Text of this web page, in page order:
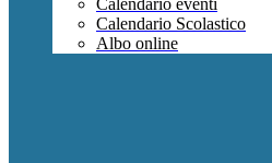
Calendario eventi
Calendario Scolastico
Albo online